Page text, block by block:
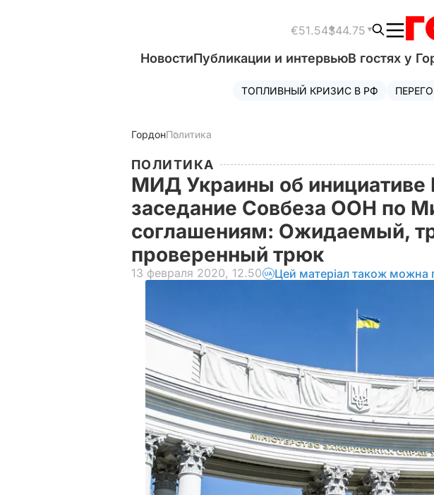
€51.54$44.75
НовостиПубликации и интервьюВ гостях у
ТОПЛИВНЫЙ КРИЗИС В РФ
ГордонПолитика
ПОЛИТИКА
МИД Украины об инициативе
заседание Совбеза ООН по
соглашениям: Ожидаемый,
проверенный трюк
13 февраля 2020, 12.50 Цей матеріал також можна